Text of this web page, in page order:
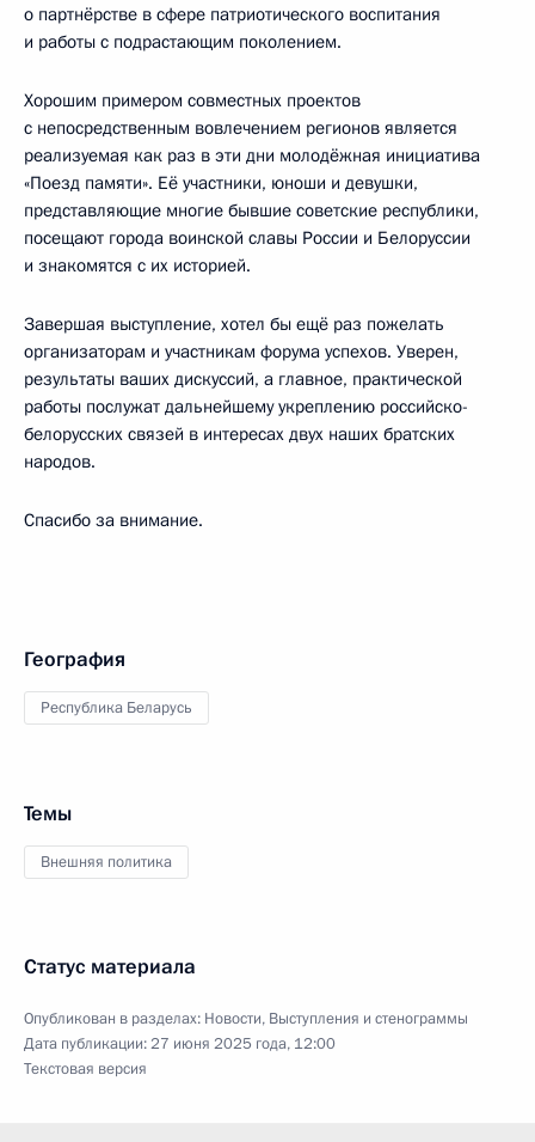
о партнёрстве в сфере патриотического воспитания
и работы с подрастающим поколением.
Хорошим примером совместных проектов
с непосредственным вовлечением регионов является
реализуемая как раз в эти дни молодёжная инициатива
«Поезд памяти». Её участники, юноши и девушки,
представляющие многие бывшие советские республики,
посещают города воинской славы России и Белоруссии
и знакомятся с их историей.
Завершая выступление, хотел бы ещё раз пожелать
организаторам и участникам форума успехов. Уверен,
результаты ваших дискуссий, а главное, практической
работы послужат дальнейшему укреплению российско-
белорусских связей в интересах двух наших братских
народов.
Спасибо за внимание.
География
Республика Беларусь
Темы
Внешняя политика
Статус материала
Опубликован в разделах: Новости, Выступления и стенограммы
Дата публикации:27 июня 2025 года, 12:00
Текстовая версия